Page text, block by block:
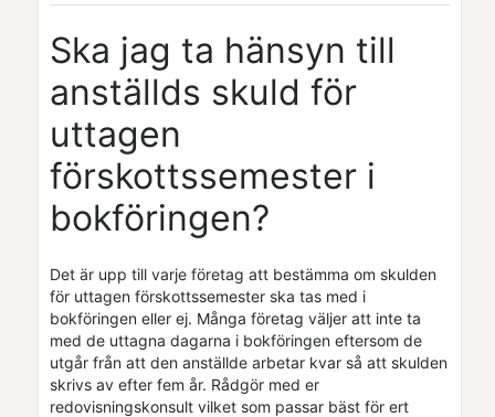
Ska jag ta hänsyn till
anställds skuld för
uttagen
förskottssemester i
bokföringen?
Det är upp till varje företag att bestämma om skulden
för uttagen förskottssemester ska tas med i
bokföringen eller ej. Många företag väljer att inte ta
med de uttagna dagarna i bokföringen eftersom de
utgår från att den anställde arbetar kvar så att skulden
skrivs av efter fem år. Rådgör med er
redovisningskonsult vilket som passar bäst för ert